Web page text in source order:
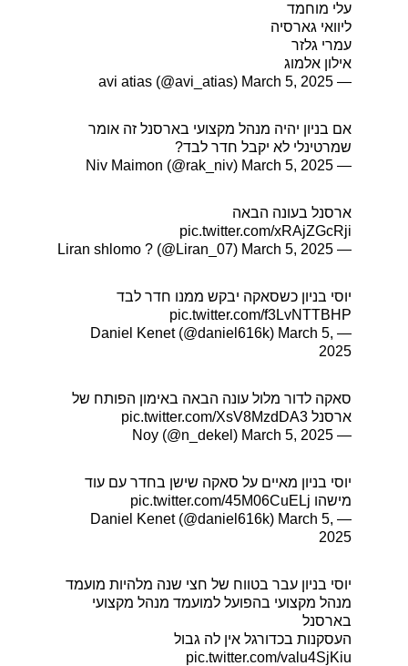
עלי מוחמד
ליוואי גארסיה
עמרי גלזר
אילון אלמוג
— avi atias (@avi_atias)
March 5, 2025
אם בניון יהיה מנהל מקצועי בארסנל זה אומר
שמרטינלי לא יקבל חדר לבד?
— Niv Maimon (@rak_niv)
March 5, 2025
ארסנל בעונה הבאה
pic.twitter.com/xRAjZGcRji
— Liran shlomo ?️ (@Liran_07)
March 5, 2025
יוסי בניון כשסאקה יבקש ממנו חדר לבד
pic.twitter.com/f3LvNTTBHP
— Daniel Kenet (@daniel616k)
March 5,
2025
סאקה לדור מלול עונה הבאה באימון הפותח של
ארסנלpic.twitter.com/XsV8MzdDA3
— Noy (@n_dekel)
March 5, 2025
יוסי בניון מאיים על סאקה שישן בחדר עם עוד
מישהו pic.twitter.com/45M06CuELj
— Daniel Kenet (@daniel616k)
March 5,
2025
יוסי בניון עבר בטווח של חצי שנה מלהיות מועמד
מנהל מקצועי בהפועל למועמד מנהל מקצועי
בארסנל
העסקנות בכדורגל אין לה גבול
pic.twitter.com/valu4SjKiu